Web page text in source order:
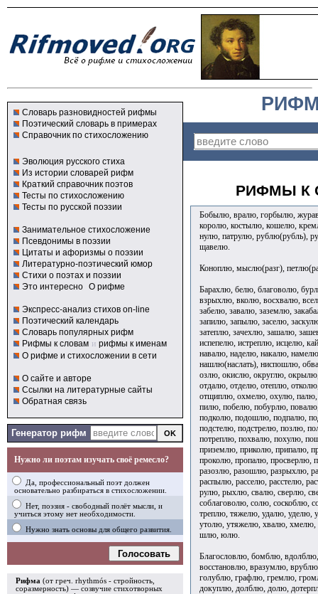
Словарь разновидностей рифмы
Поэтический словарь в примерах
Справочник по стихосложению
Эволюция русского стиха
Из истории словарей рифм
Краткий справочник поэтов
Тесты по стихосложению
Тесты по русской поэзии
Занимательное стихосложение
Псевдонимы в поэзии
Цитаты и афоризмы о поэзии
Литературно-поэтический юмор
Стихи о поэтах и поэзии
Это интересно О рифме
Экспресс-анализ стихов on-line
Поэтический календарь
Словарь популярных рифм
Рифмы к словам и рифмы к именам
О рифме и стихосложении в сети
О сайте и авторе
Ссылки на литературные сайты
Обратная связь
Генератор рифм
Нужно ли поэтам изучать своё ремесло?
Да, профессиональный поэт должен
основательно разбираться в стихосложении.
Нет, поэзия - свободный полёт мысли, и
учиться этому нет необходимости.
Нужно знать основы для общего развития.
Голосовать
Рифма (от греч. rhythmós - стройность,
соразмерность) — созвучие стихотворных
РИФМЫ К
Бобылю, вралю, горбылю,
королю, костылю, кошелю,
нулю, патрулю, рублю(рубль),
щавелю.
Коноплю, мыслю(разг),
Барахлю, белю, благоволю,
взрыхлю, вколю, восхвалю,
забелю, завалю, заземлю,
запилю, запылю, заселю,
затеплю, зачехлю, зашалю,
испепелю, истреплю, исцелю,
навалю, наделю, накалю,
нашлю(наслать), ниспошлю,
озлю, окислю, округлю,
отдалю, отделю, отеплю,
отщиплю, охмелю, охулю, палю,
пилю, побелю, побурлю,
подколю, подошлю, подпалю,
подстелю, подстрелю, позлю,
потреплю, похвалю, похулю,
приземлю, приколю, припалю,
проколю, пропалю, просверлю,
разозлю, разошлю, разрыхлю,
распылю, расселю, расстелю,
рулю, рыхлю, свалю, сверлю,
соблаговолю, солю, соскоблю,
треплю, тяжелю, удалю,
утолю, утяжелю, хвалю,
шлю, юлю.
Благословлю, бомблю,
восстановлю, вразумлю,
голублю, графлю, гремлю,
докуплю, долблю, долю,